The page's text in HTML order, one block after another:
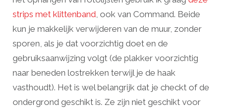
strips met klittenband, ook van Command. Beide
kun je makkelijk verwijderen van de muur, zonder
sporen, als je dat voorzichtig doet en de
gebruiksaanwijzing volgt (de plakker voorzichtig
naar beneden lostrekken terwijl je de haak
vasthoudt). Het is wel belangrijk dat je checkt of de
ondergrond geschikt is. Ze zijn niet geschikt voor